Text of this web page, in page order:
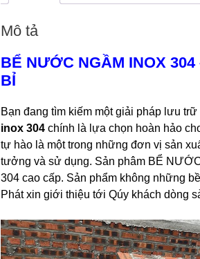
Mô tả
BỂ NƯỚC NGẦM INOX
BỈ
Bạn đang tìm kiếm một giải pháp lưu
inox 304 chính là lựa chọn hoàn hảo
tự hào là một trong những đơn vị sản
tưởng và sử dụng. Sản phâm BỂ
304 cao cấp. Sản phẩm không những
Phát xin giới thiệu tới Qúy khách dòng